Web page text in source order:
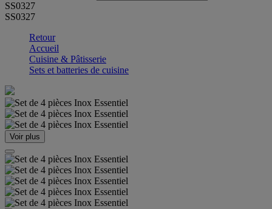
SS0327
SS0327
Retour
Accueil
Cuisine & Pâtisserie
Sets et batteries de cuisine
Voir plus